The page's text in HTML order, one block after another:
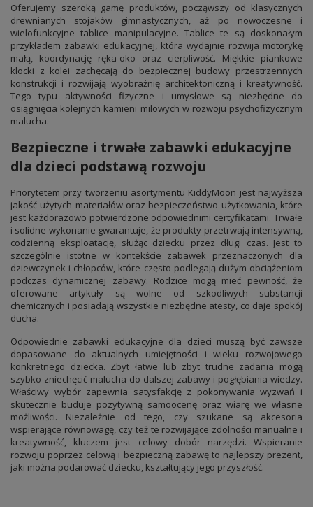
Oferujemy szeroką gamę produktów, począwszy od klasycznych
drewnianych stojaków gimnastycznych, aż po nowoczesne i
wielofunkcyjne tablice manipulacyjne. Tablice te są doskonałym
przykładem zabawki edukacyjnej, która wydajnie rozwija motorykę
małą, koordynację ręka-oko oraz cierpliwość. Miękkie piankowe
klocki z kolei zachęcają do bezpiecznej budowy przestrzennych
konstrukcji i rozwijają wyobraźnię architektoniczną i kreatywność.
Tego typu aktywności fizyczne i umysłowe są niezbędne do
osiągnięcia kolejnych kamieni milowych w rozwoju psychofizycznym
malucha.
Bezpieczne i trwałe zabawki edukacyjne
dla dzieci podstawą rozwoju
Priorytetem przy tworzeniu asortymentu KiddyMoon jest najwyższa
jakość użytych materiałów oraz bezpieczeństwo użytkowania, które
jest każdorazowo potwierdzone odpowiednimi certyfikatami. Trwałe
i solidne wykonanie gwarantuje, że produkty przetrwają intensywną,
codzienną eksploatację, służąc dziecku przez długi czas. Jest to
szczególnie istotne w kontekście zabawek przeznaczonych dla
dziewczynek i chłopców, które często podlegają dużym obciążeniom
podczas dynamicznej zabawy. Rodzice mogą mieć pewność, że
oferowane artykuły są wolne od szkodliwych substancji
chemicznych i posiadają wszystkie niezbędne atesty, co daje spokój
ducha.
Odpowiednie zabawki edukacyjne dla dzieci muszą być zawsze
dopasowane do aktualnych umiejętności i wieku rozwojowego
konkretnego dziecka. Zbyt łatwe lub zbyt trudne zadania mogą
szybko zniechęcić malucha do dalszej zabawy i pogłębiania wiedzy.
Właściwy wybór zapewnia satysfakcję z pokonywania wyzwań i
skutecznie buduje pozytywną samoocenę oraz wiarę we własne
możliwości. Niezależnie od tego, czy szukane są akcesoria
wspierające równowagę, czy też te rozwijające zdolności manualne i
kreatywność, kluczem jest celowy dobór narzędzi. Wspieranie
rozwoju poprzez celową i bezpieczną zabawę to najlepszy prezent,
jaki można podarować dziecku, kształtujący jego przyszłość.